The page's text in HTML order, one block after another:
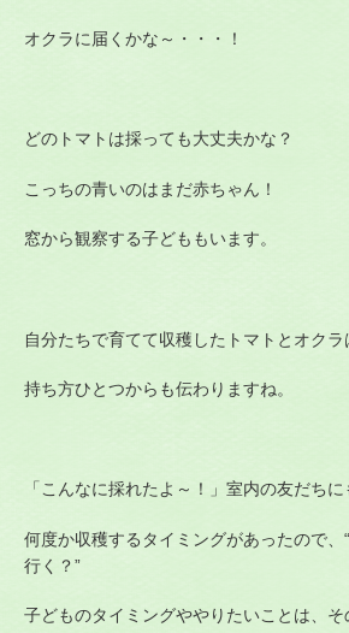
オクラに届くかな～・・・！
どのトマトは採っても大丈夫かな？
こっちの青いのはまだ赤ちゃん！
窓から観察する子どももいます。
自分たちで育てて収穫したトマトとオクラ
持ち方ひとつからも伝わりますね。
「こんなに採れたよ～！」室内の友だち
何度か収穫するタイミングがあったので、
行く？”
子どものタイミングややりたいことは、そ